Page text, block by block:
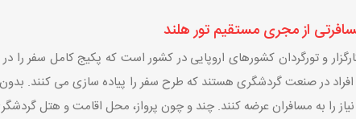
از مجری مستقیم تور هلند
و تورگردان کشورهای اروپایی در کشور است که پکیج کامل سفر را
افراد در صنعت گردشگری هستند که طرح سفر را پیاده سازی می کنند.
را به مسافران عرضه کنند. چند و چون پرواز، محل اقامت و هتل